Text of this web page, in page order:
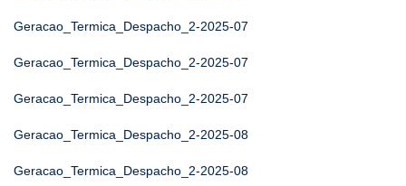
Geracao_Termica_Despacho_2-2025-07
Geracao_Termica_Despacho_2-2025-07
Geracao_Termica_Despacho_2-2025-07
Geracao_Termica_Despacho_2-2025-08
Geracao_Termica_Despacho_2-2025-08